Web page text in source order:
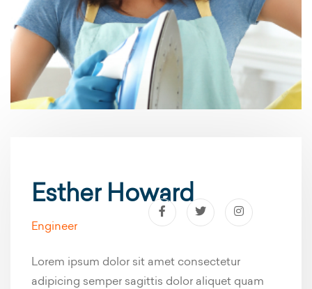
Esther Howard
Engineer
Lorem ipsum dolor sit amet consectetur
adipicing semper sagittis dolor aliquet quam